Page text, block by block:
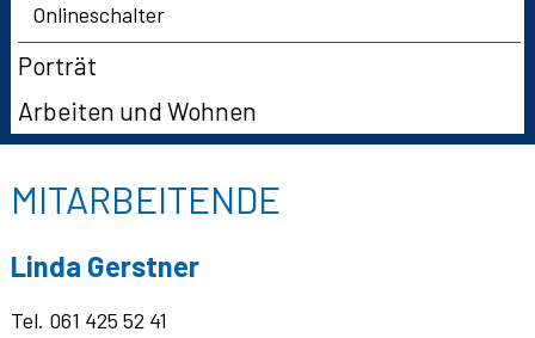
Onlineschalter
Porträt
Arbeiten und Wohnen
MITARBEITENDE
Linda Gerstner
Tel. 061 425 52 41